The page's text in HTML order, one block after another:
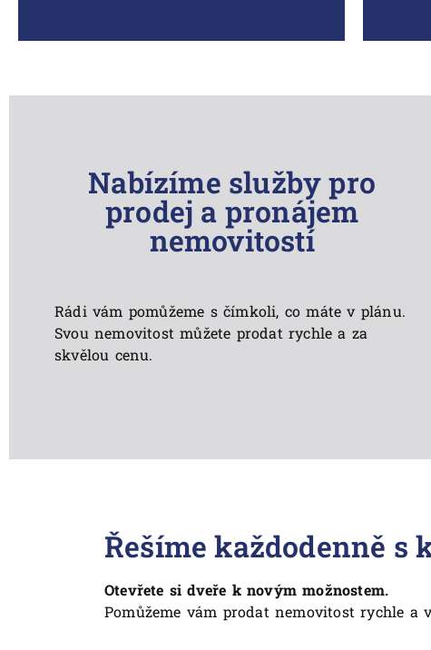
Nabízíme služby pro
prodej a pronájem
nemovitostí
Rádi vám pomůžeme s čímkoli, co máte v plánu.
Svou nemovitost můžete prodat rychle a za
skvělou cenu.
Řešíme každodenně
Otevřete si dveře k novým možnostem.
Pomůžeme vám prodat nemovitost rychle a